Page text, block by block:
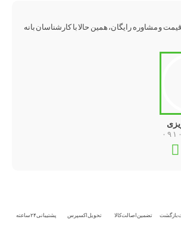
و مشاوره رایگان، همین حالا با کارشناسان بانه
تضمین اصالت کالا تحویل اکسپرس پشتیبانی ۲۴ ساعته